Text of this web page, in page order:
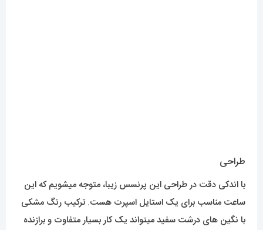
طراحی
با اندکی دقت در طراحی این پرنسس زیبا، متوجه میشویم که این
ساعت مناسب برای یک استایل اسپرت هست. ترکیب رنگ مشکی
با نگین های درشت سفید میتواند یک کار بسیار متفاوت و برازنده